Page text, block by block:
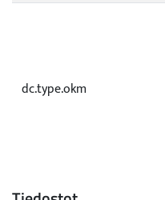
dc.type.okm